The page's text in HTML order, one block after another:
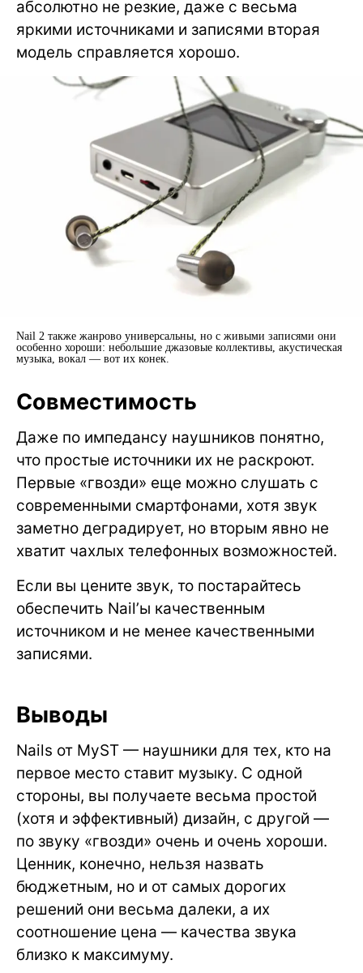
абсолютно не резкие, даже с весьма
яркими источниками и записями вторая
модель справляется хорошо.
Nail 2 также жанрово универсальны, но с живыми записями они
особенно хороши: небольшие джазовые коллективы, акустическая
музыка, вокал — вот их конек.
Совместимость
Даже по импедансу наушников понятно,
что простые источники их не раскроют.
Первые «гвозди» еще можно слушать с
современными смартфонами, хотя звук
заметно деградирует, но вторым явно не
хватит чахлых телефонных возможностей.
Если вы цените звук, то постарайтесь
обеспечить Nail’ы качественным
источником и не менее качественными
записями.
Выводы
Nails от MyST — наушники для тех, кто на
первое место ставит музыку. С одной
стороны, вы получаете весьма простой
(хотя и эффективный) дизайн, с другой —
по звуку «гвозди» очень и очень хороши.
Ценник, конечно, нельзя назвать
бюджетным, но и от самых дорогих
решений они весьма далеки, а их
соотношение цена — качества звука
близко к максимуму.